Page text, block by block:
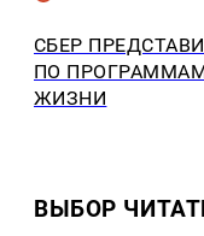
СБЕР
ПО
ЖИЗНИ
ВЫБОР